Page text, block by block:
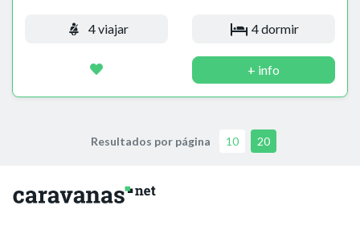
4 viajar 4 dormir
+ info
Resultados por página 10 20